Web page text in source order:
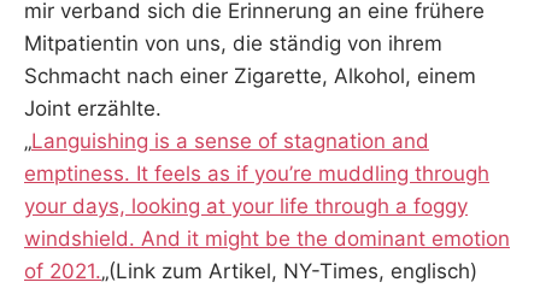
mir verband sich die Erinnerung an eine frühere
Mitpatientin von uns, die ständig von ihrem
Schmacht nach einer Zigarette, Alkohol, einem
Joint erzählte.
„Languishing is a sense of stagnation and
emptiness. It feels as if you’re muddling through
your days, looking at your life through a foggy
windshield. And it might be the dominant emotion
of 2021.„(Link zum Artikel, NY-Times, englisch)